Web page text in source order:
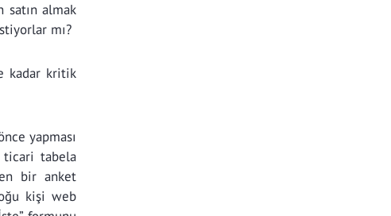
almak
mı?
kadar kritik
yapması
ticari tabela
bir anket
kişi web